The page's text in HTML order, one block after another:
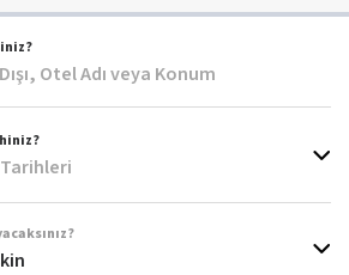
Otel Adı veya Konum